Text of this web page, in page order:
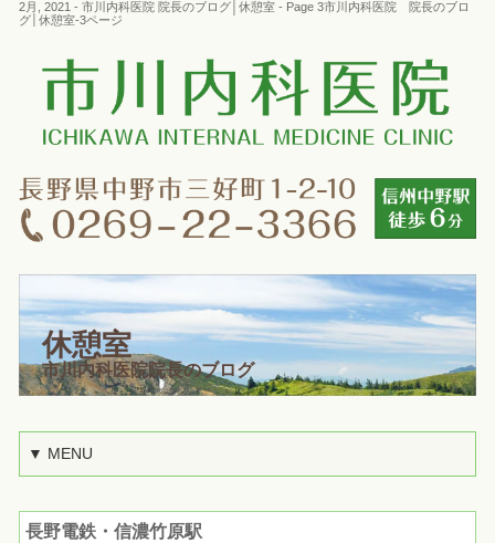
2月, 2021 - 市川内科医院 院長のブログ│休憩室 - Page 3市川内科医院 院長のブロ
グ│休憩室-3ページ
休憩室
市川内科医院院長のブログ
▼ MENU
長野電鉄・信濃竹原駅